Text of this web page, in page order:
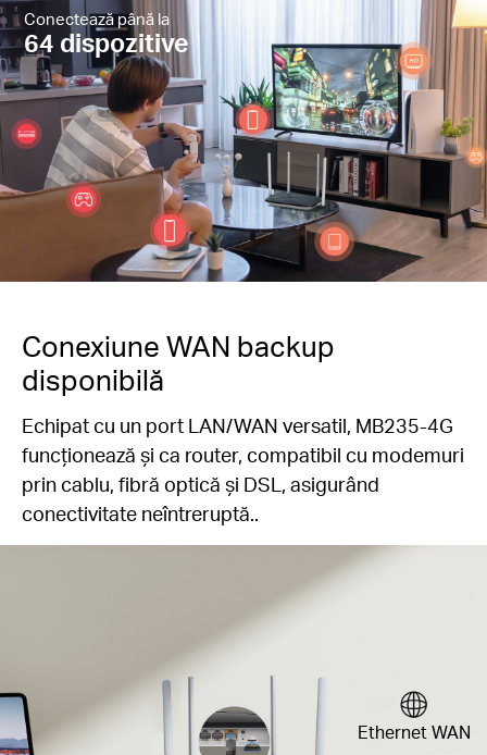
Conectează până la
64 dispozitive
Conexiune WAN backup
disponibilă
Echipat cu un port LAN/WAN versatil, MB235-4G
funcționează și ca router, compatibil cu modemuri
prin cablu, fibră optică și DSL, asigurând
conectivitate neîntreruptă..
Ethernet WAN